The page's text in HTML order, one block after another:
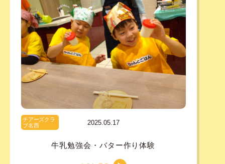
チアーズクラ
ブ名西
2025.05.17
牛乳勉強会・バター作り体験